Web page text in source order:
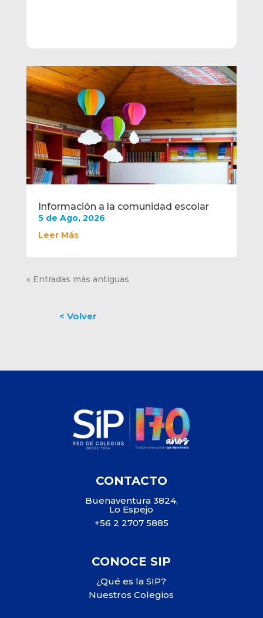
Información a la comunidad escolar
5 de Ago, 2026
Leer Más
« Entradas más antiguas
CONTACTO
Buenaventura 3824,
Lo Espejo
+56 2 2707 5885
CONOCE SIP
¿Qué es la SIP?
Nuestros Colegios